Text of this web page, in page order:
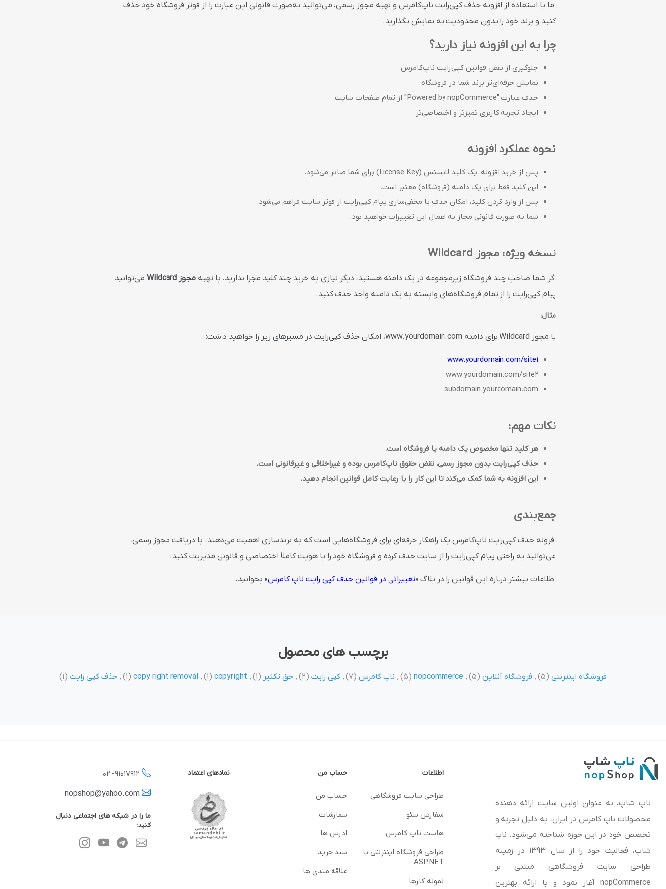
اما با استفاده از افزونه حذف کپی‌رایت ناپ‌کامرس و تهیه مجوز رسمی، می‌توانید به‌صورت قانونی این عبارت را از فوتر فروشگاه خود حذف
کنید و برند خود را بدون محدودیت به نمایش بگذارید.
چرا به این افزونه نیاز دارید؟
جلوگیری از نقض قوانین کپی‌رایت ناپ‌کامرس
نمایش حرفه‌ای‌تر برند شما در فروشگاه
حذف عبارت "Powered by nopCommerce" از تمام صفحات سایت
ایجاد تجربه کاربری تمیزتر و اختصاصی‌تر
نحوه عملکرد افزونه
پس از خرید افزونه، یک کلید لایسنس (License Key) برای شما صادر می‌شود.
این کلید فقط برای یک دامنه (فروشگاه) معتبر است.
پس از وارد کردن کلید، امکان حذف یا مخفی‌سازی پیام کپی‌رایت از فوتر سایت فراهم می‌شود.
شما به صورت قانونی مجاز به اعمال این تغییرات خواهید بود.
نسخه ویژه: مجوز Wildcard
اگر شما صاحب چند فروشگاه زیرمجموعه در یک دامنه هستید، دیگر نیازی به خرید چند کلید مجزا ندارید. با تهیه مجوز Wildcard
می‌توانید
پیام کپی‌رایت را از تمام فروشگاه‌های وابسته به یک دامنه واحد حذف کنید.
مثال:
با مجوز Wildcard برای دامنه www.yourdomain.com، امکان حذف کپی‌رایت در مسیرهای زیر را خواهید داشت:
www.yourdomain.com/site1
www.yourdomain.com/site2
subdomain.yourdomain.com
نکات مهم:
هر کلید تنها مخصوص یک دامنه یا فروشگاه است.
حذف کپی‌رایت بدون مجوز رسمی، نقض حقوق ناپ‌کامرس بوده و غیراخلاقی و غیرقانونی است.
این افزونه به شما کمک می‌کند تا این کار را با رعایت کامل قوانین انجام دهید.
جمع‌بندی
افزونه حذف کپی‌رایت ناپ‌کامرس یک راهکار حرفه‌ای برای فروشگاه‌هایی است که به برندسازی اهمیت می‌دهند. با دریافت مجوز رسمی،
می‌توانید به راحتی پیام کپی‌رایت را از سایت حذف کرده و فروشگاه خود را با هویت کاملاً اختصاصی و قانونی مدیریت کنید.
اطلاعات بیشتر درباره این قوانین را در بلاگ «تغییراتی در قوانین حذف کپی رایت ناپ کامرس» بخوانید.
برچسب های محصول
فروشگاه اینترنتی (5)
, فروشگاه آنلاین (5)
,
nopcommerce
(5)
, ناپ کامرس (7)
, کپی رایت (2)
, حق تکثیر (1)
,
copyright
(1)
,
copy right removal
(1)
, حذف کپی رایت (1)
ناپ شاپ، به عنوان اولین سایت ارائه‌ دهنده
محصولات ناپ کامرس در ایران، به دلیل تجربه و
تخصص خود در این حوزه شناخته می‌شود. ناپ
شاپ، فعالیت خود را از سال 1393 در زمینه
طراحی سایت فروشگاهی مبتنی بر
nopCommerce آغاز نمود و با ارائه بهترین
اطلاعات
طراحی سایت فروشگاهی
سفارش سئو
هاست ناپ کامرس
طراحی فروشگاه اینترنتی با
ASP.NET
نمونه کارها
حساب من
حساب من
سفارشات
ادرس ها
سبد خرید
علاقه مندی ها
نمادهای اعتماد 021-91017912
ما را در شبکه های اجتماعی دنبال
کنید: